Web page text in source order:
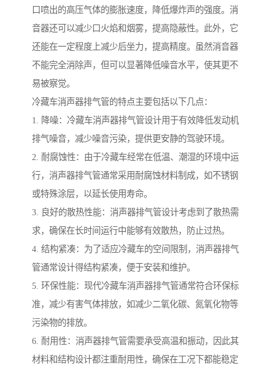
口喷出的高压气体的膨胀速度，降低爆炸声的强度。消
音器还可以减少口火焰和烟雾，提高隐蔽性。此外，它
还能在一定程度上减少后坐力，提高精度。虽然消音器
不能完全消除声，但可以显著降低噪音水平，使其更不
易被察觉。
冷藏车消声器排气管的特点主要包括以下几点：
1. 降噪：冷藏车消声器排气管设计用于有效降低发动机
排气噪音，减少噪音污染，提供更安静的驾驶环境。
2. 耐腐蚀性：由于冷藏车经常在低温、潮湿的环境中运
行，消声器排气管通常采用耐腐蚀材料制成，如不锈钢
或特殊涂层，以延长使用寿命。
3. 良好的散热性能：消声器排气管设计考虑到了散热需
求，确保在长时间运行中能够有效散热，防止过热。
4. 结构紧凑：为了适应冷藏车的空间限制，消声器排气
管通常设计得结构紧凑，便于安装和维护。
5. 环保性能：现代冷藏车消声器排气管通常符合环保标
准，减少有害气体排放，如减少二氧化碳、氮氧化物等
污染物的排放。
6. 耐用性：消声器排气管需要承受高温和振动，因此其
材料和结构设计都注重耐用性，确保在工况下都能稳定